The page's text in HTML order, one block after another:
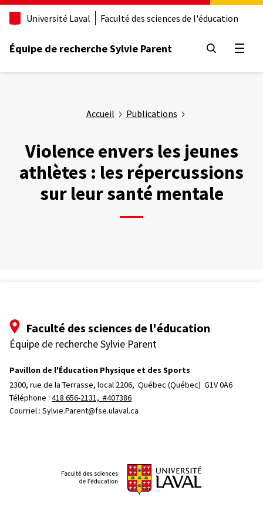
Aller
principal
Université Laval Faculté des sciences de l'éducation
Équipe de recherche Sylvie Parent
Accueil Publications
Violence envers les jeunes
athlètes : les répercussions
sur leur santé mentale
Faculté des sciences de l'éducation
Équipe de recherche Sylvie Parent
Pavillon de l'Éducation Physique et des Sports
2300, rue de la Terrasse, local 2206, Québec (Québec)  G1V 0A6
Téléphone : 418 656-2131, #407386
Courriel : Sylvie.Parent@fse.ulaval.ca